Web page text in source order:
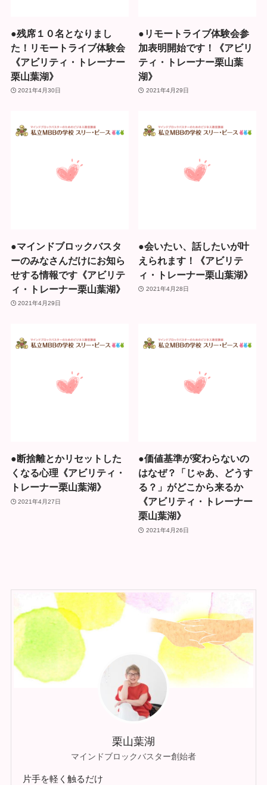
●残席１０名となりまし
た！リモートライブ体験会
《アビリティ・トレーナー
栗山葉湖》
2021年4月30日
●リモートライブ体験会参
加表明開始です！《アビリ
ティ・トレーナー栗山葉
湖》
2021年4月29日
●マインドブロックバスタ
ーのみなさんだけにお知ら
せする情報です《アビリテ
ィ・トレーナー栗山葉湖》
2021年4月29日
●会いたい、話したいが叶
えられます！《アビリテ
ィ・トレーナー栗山葉湖》
2021年4月28日
●断捨離とかリセットした
くなる心理《アビリティ・
トレーナー栗山葉湖》
2021年4月27日
●価値基準が変わらないの
はなぜ？「じゃあ、どうす
る？」がどこから来るか
《アビリティ・トレーナー
栗山葉湖》
2021年4月26日
栗山葉湖
マインドブロックバスター創始者
片手を軽く触るだけ